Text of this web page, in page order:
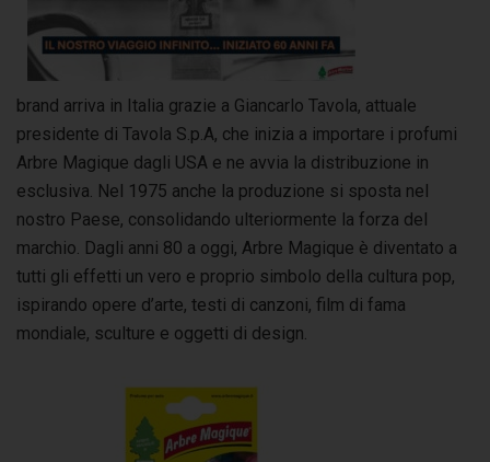
brand arriva in Italia grazie a Giancarlo Tavola, attuale
presidente di Tavola S.p.A, che inizia a importare i profumi
Arbre Magique dagli USA e ne avvia la distribuzione in
esclusiva. Nel 1975 anche la produzione si sposta nel
nostro Paese, consolidando ulteriormente la forza del
marchio. Dagli anni 80 a oggi, Arbre Magique è diventato a
tutti gli effetti un vero e proprio simbolo della cultura pop,
ispirando opere d’arte, testi di canzoni, film di fama
mondiale, sculture e oggetti di design.